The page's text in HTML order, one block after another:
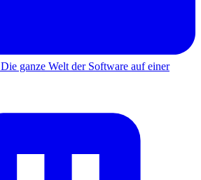
Die ganze Welt der Software auf einer